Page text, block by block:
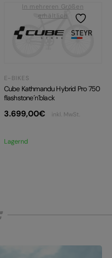
In mehreren Größen
erhältlich
E-BIKES
Cube Kathmandu Hybrid Pro 750
flashstone´n´black
3.699,00€ inkl. MwSt.
Lagernd